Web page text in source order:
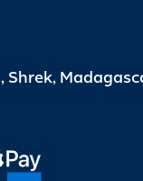
Shrek,